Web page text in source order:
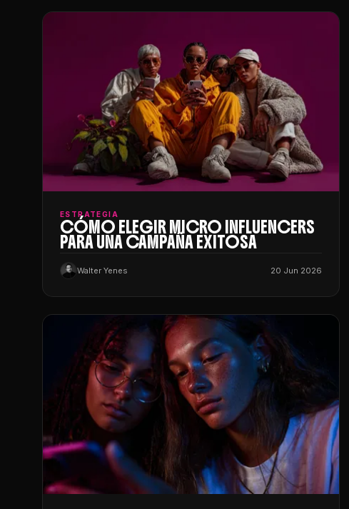
ESTRATEGIA
CÓMO ELEGIR MICRO INFLUENCERS
PARA UNA CAMPAÑA EXITOSA
Walter Yenes 20 Jun 2026